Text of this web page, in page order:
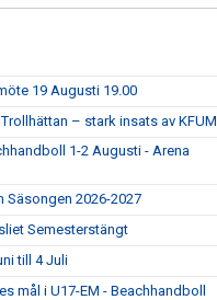
2627
19 Augusti 19.00
– stark insats av KFUM
1-2 Augusti - Arena
Säsongen 2026-2027
Semesterstängt
till 4 Juli
mål i U17-EM - Beachhandboll